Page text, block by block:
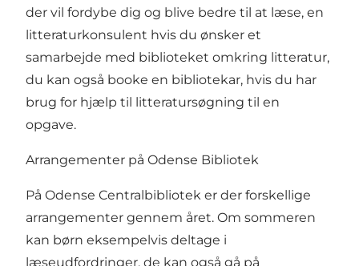
der vil fordybe dig og blive bedre til at læse, en
litteraturkonsulent hvis du ønsker et
samarbejde med biblioteket omkring litteratur,
du kan også booke en bibliotekar, hvis du har
brug for hjælp til litteratursøgning til en
opgave.
Arrangementer på Odense Bibliotek
På Odense Centralbibliotek er der forskellige
arrangementer gennem året. Om sommeren
kan børn eksempelvis deltage i
læseudfordringer, de kan også gå på